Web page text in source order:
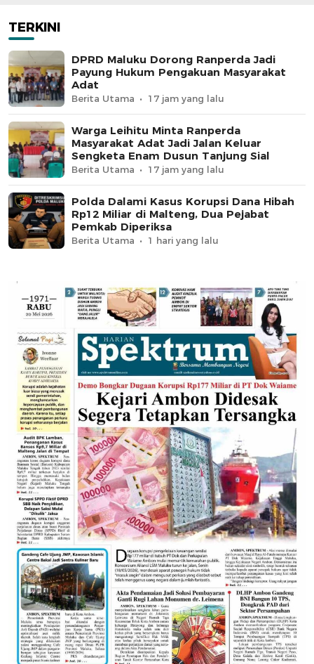
TERKINI
DPRD Maluku Dorong Ranperda Jadi
Payung Hukum Pengakuan Masyarakat
Adat
Berita Utama 17 jam yang lalu
Warga Leihitu Minta Ranperda
Masyarakat Adat Jadi Jalan Keluar
Sengketa Enam Dusun Tanjung Sial
Berita Utama 17 jam yang lalu
Polda Dalami Kasus Korupsi Dana Hibah
Rp12 Miliar di Malteng, Dua Pejabat
Pemkab Diperiksa
Berita Utama 1 hari yang lalu